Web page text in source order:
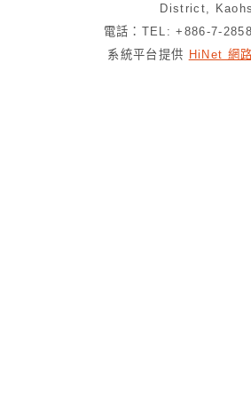
District,
電話：TEL: +886-7-
系統平台提供 HiNet 網